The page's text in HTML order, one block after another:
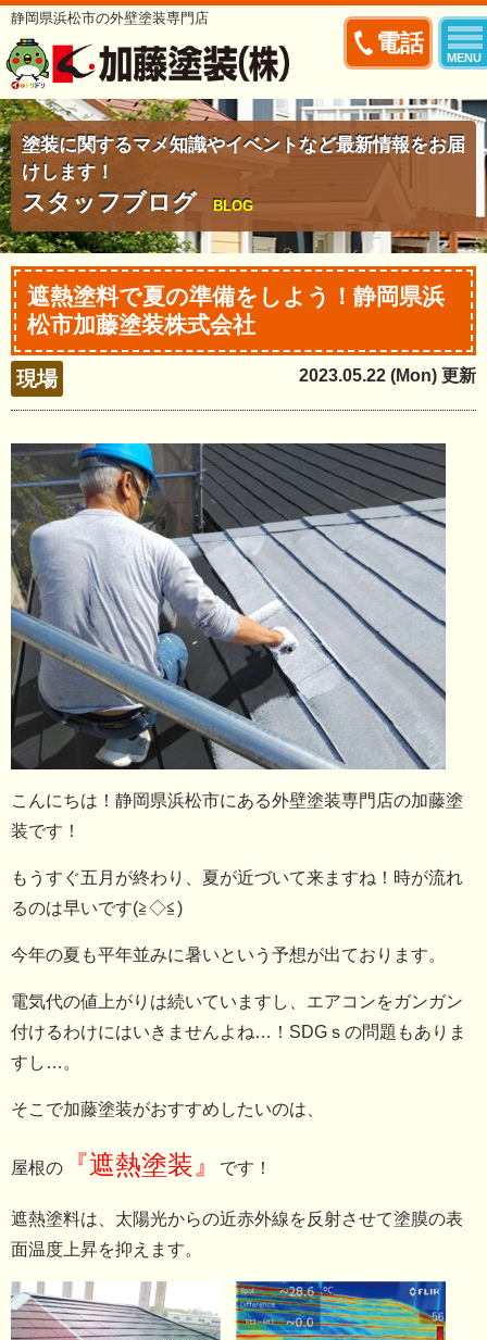
電話
MENU
静岡県浜松市の外壁塗装専門店
塗装に関するマメ知識やイベントなど最新情報をお届
けします！
スタッフブログ BLOG
遮熱塗料で夏の準備をしよう！静岡県浜
松市加藤塗装株式会社
現場 2023.05.22 (Mon) 更新
こんにちは！静岡県浜松市にある外壁塗装専門店の加藤塗
装です！
もうすぐ五月が終わり、夏が近づいて来ますね！時が流れ
るのは早いです(≧◇≦)
今年の夏も平年並みに暑いという予想が出ております。
電気代の値上がりは続いていますし、エアコンをガンガン
付けるわけにはいきませんよね…！SDGｓの問題もありま
すし…。
そこで加藤塗装がおすすめしたいのは、
屋根の 『遮熱塗装』 です！
遮熱塗料は、太陽光からの近赤外線を反射させて塗膜の表
面温度上昇を抑えます。